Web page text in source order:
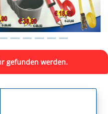
gefunden werden.